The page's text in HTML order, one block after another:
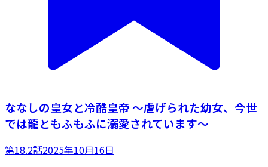
ななしの皇女と冷酷皇帝 ～虐げられた幼女、今世
では龍ともふもふに溺愛されています～
第18.2話2025年10月16日